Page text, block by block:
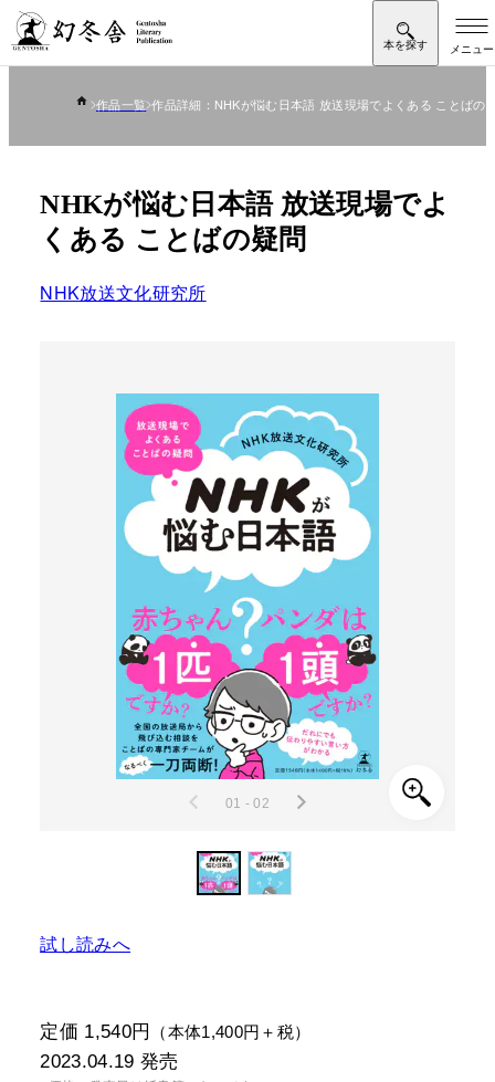
作品一覧 作品詳細：NHKが悩む日本語 放送現場でよくある ことばの
NHKが悩む日本語 放送現場でよ
くある ことばの疑問
NHK放送文化研究所
01 - 02
試し読みへ
定価 1,540円 （本体1,400円＋税）
2023.04.19 発売